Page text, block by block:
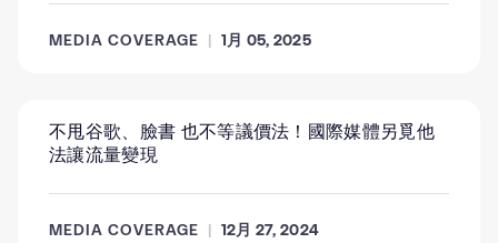
MEDIA COVERAGE 1月 05, 2025
不甩谷歌、臉書 也不等議價法！國際媒體另覓他
法讓流量變現
MEDIA COVERAGE 12月 27, 2024